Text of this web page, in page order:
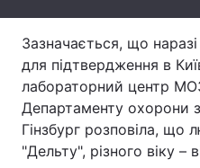
Послуги
Зазначається, що
для підтвердження в
лабораторний центр
Департаменту охорони
Гінзбург розповіла, що
"Дельту", різного віку –